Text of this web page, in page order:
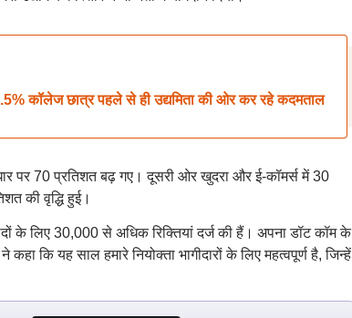
कॉलेज छात्र पहले से ही उद्यमिता की ओर कर रहे कदमताल
पर 70 प्रतिशत बढ़ गए। दूसरी ओर खुदरा और ई-कॉमर्स में 30
की वृद्धि हुई।
के लिए 30,000 से अधिक रिक्तियां दर्ज की हैं। अपना डॉट कॉम के
कि यह साल हमारे नियोक्ता भागीदारों के लिए महत्वपूर्ण है, जिन्हें